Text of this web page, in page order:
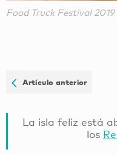
Food Truck Festival
Artículo anterior
La isla feliz está
los